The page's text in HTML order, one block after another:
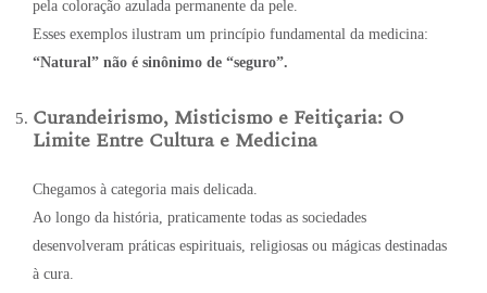
pela coloração azulada permanente da pele.
Esses exemplos ilustram um princípio fundamental da medicina:
“Natural” não é sinônimo de “seguro”.
Curandeirismo, Misticismo e Feitiçaria: O
Limite Entre Cultura e Medicina
Chegamos à categoria mais delicada.
Ao longo da história, praticamente todas as sociedades
desenvolveram práticas espirituais, religiosas ou mágicas destinadas
à cura.